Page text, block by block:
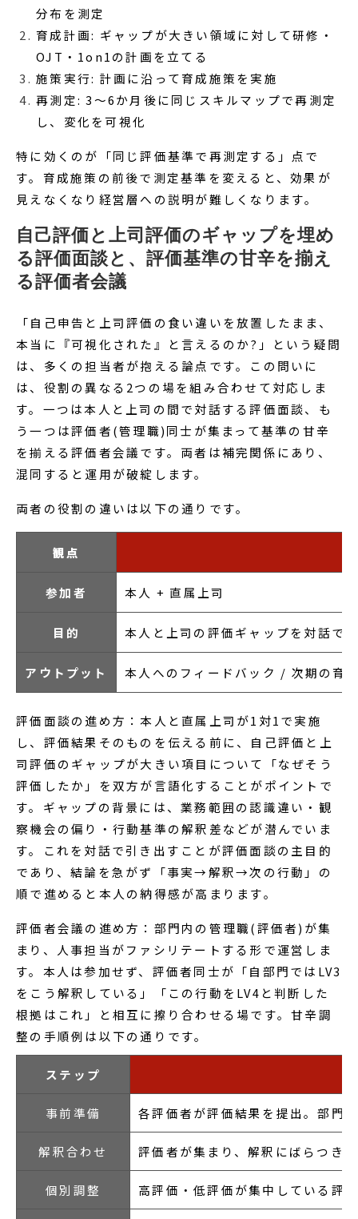
分布を測定
育成計画: ギャップが大きい領域に対して研修・
OJT・1on1の計画を立てる
施策実行: 計画に沿って育成施策を実施
再測定: 3〜6か月後に同じスキルマップで再測定
し、変化を可視化
特に効くのが「同じ評価基準で再測定する」点で
す。育成施策の前後で測定基準を変えると、効果が
見えなくなり経営層への説明が難しくなります。
自己評価と上司評価のギャップを埋め
る評価面談と、評価基準の甘辛を揃え
る評価者会議
「自己申告と上司評価の食い違いを放置したまま、
本当に『可視化された』と言えるのか?」という疑問
は、多くの担当者が抱える論点です。この問いに
は、役割の異なる2つの場を組み合わせて対応しま
す。一つは本人と上司の間で対話する評価面談、も
う一つは評価者(管理職)同士が集まって基準の甘辛
を揃える評価者会議です。両者は補完関係にあり、
混同すると運用が破綻します。
両者の役割の違いは以下の通りです。
観点
参加者 本人 + 直属上司
目的 本人と上司の評価ギャップを対話で
アウトプット 本人へのフィードバック / 次期の育
評価面談の進め方：本人と直属上司が1対1で実施
し、評価結果そのものを伝える前に、自己評価と上
司評価のギャップが大きい項目について「なぜそう
評価したか」を双方が言語化することがポイントで
す。ギャップの背景には、業務範囲の認識違い・観
察機会の偏り・行動基準の解釈差などが潜んでいま
す。これを対話で引き出すことが評価面談の主目的
であり、結論を急がず「事実→解釈→次の行動」の
順で進めると本人の納得感が高まります。
評価者会議の進め方：部門内の管理職(評価者)が集
まり、人事担当がファシリテートする形で運営しま
す。本人は参加せず、評価者同士が「自部門ではLV3
をこう解釈している」「この行動をLV4と判断した
根拠はこれ」と相互に擦り合わせる場です。甘辛調
整の手順例は以下の通りです。
ステップ
事前準備 各評価者が評価結果を提出。部門
解釈合わせ 評価者が集まり、解釈にばらつき
個別調整 高評価・低評価が集中している評